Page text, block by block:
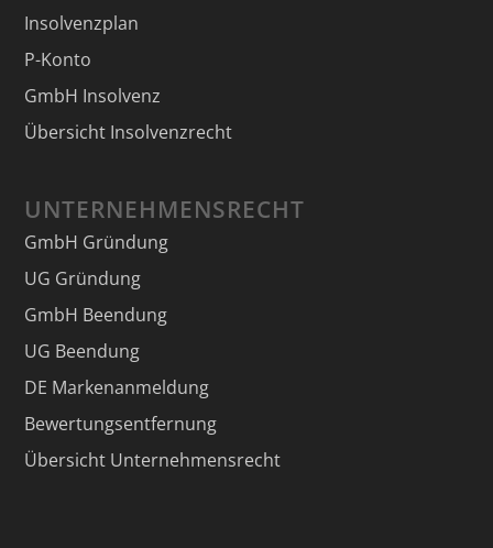
Insolvenzplan
P-Konto
GmbH Insolvenz
Übersicht Insolvenzrecht
UNTERNEHMENSRECHT
GmbH Gründung
UG Gründung
GmbH Beendung
UG Beendung
DE Markenanmeldung
Bewertungsentfernung
Übersicht Unternehmensrecht